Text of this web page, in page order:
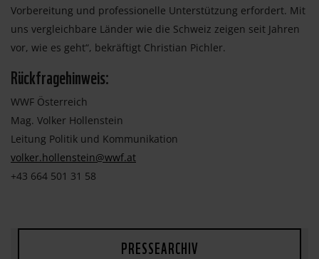
Vorbereitung und professionelle Unterstützung erfordert. Mit
uns vergleichbare Länder wie die Schweiz zeigen seit Jahren
vor, wie es geht“, bekräftigt Christian Pichler.
Rückfragehinweis:
WWF Österreich
Mag. Volker Hollenstein
Leitung Politik und Kommunikation
volker.hollenstein@wwf.at
+43 664 501 31 58
PRESSEARCHIV